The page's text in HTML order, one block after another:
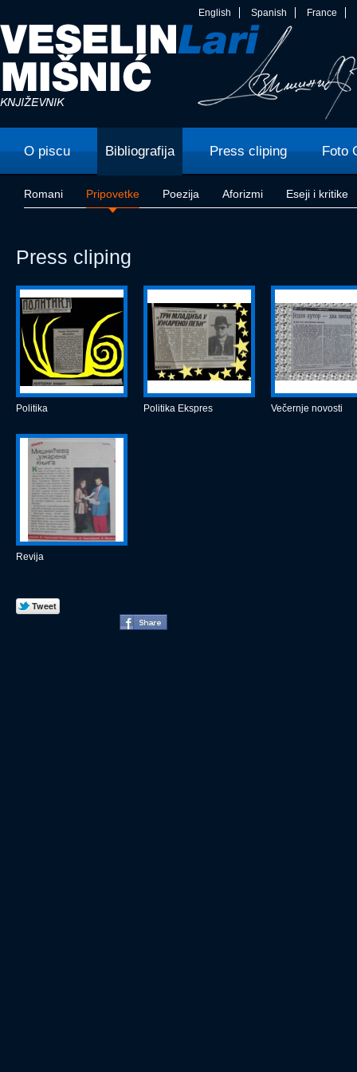
English Spanish France
O piscu Bibliografija Press cliping Foto
Romani Pripovetke Poezija Aforizmi Eseji i kritike
Press cliping
Politika Politika Ekspres Večernje novosti
Revija